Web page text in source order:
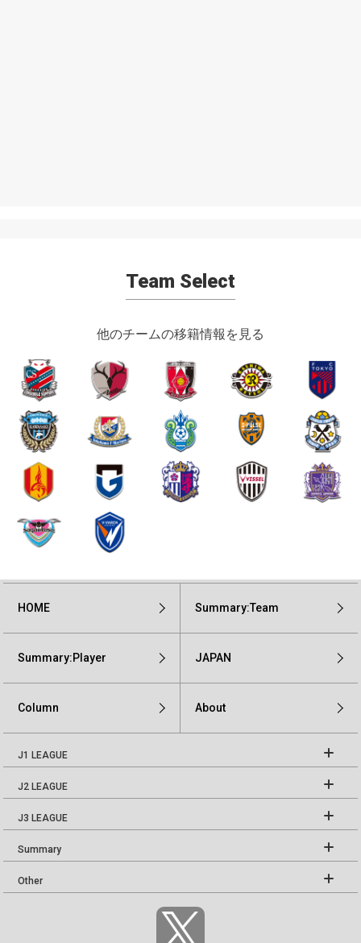
Team Select
他のチームの移籍情報を見る
HOME Summary:Team
Summary:Player JAPAN
Column About
J1 LEAGUE
J2 LEAGUE
J3 LEAGUE
Summary
Other